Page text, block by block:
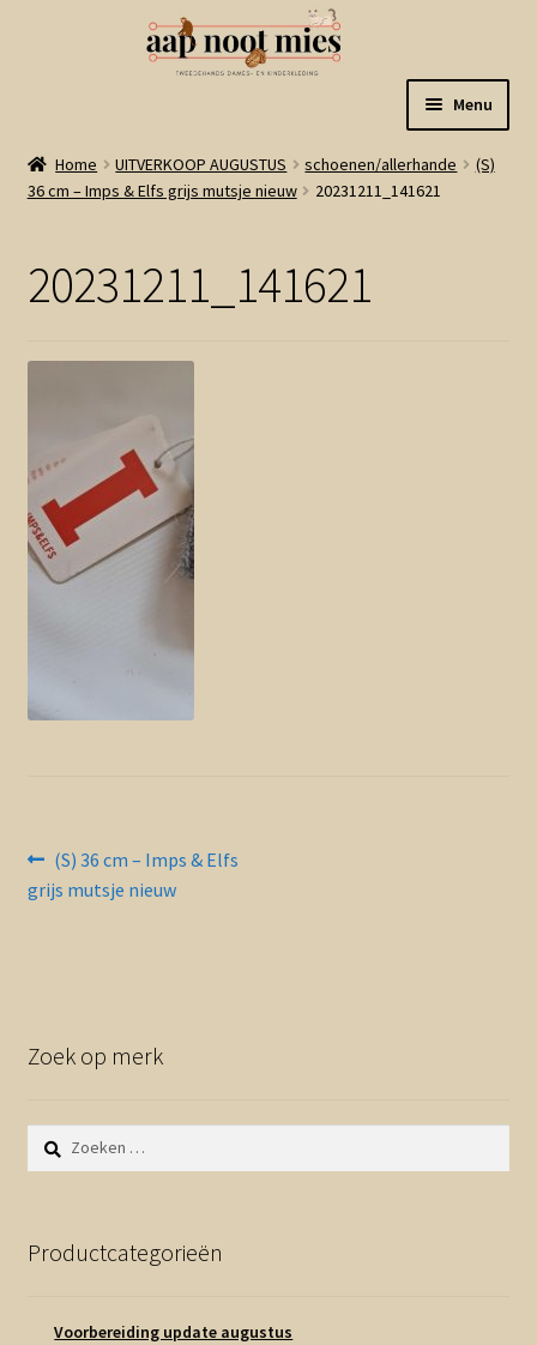
naar
navigatie
de
inhoud
Menu
Welkom
Winkel
Linkjes
Contact en nieuwsbrief
Home UITVERKOOP AUGUSTUS schoenen/allerhande
(S)
36 cm – Imps & Elfs grijs mutsje nieuw
20231211_141621
20231211_141621
Bericht
navigatie
Vorig
bericht:
(S) 36 cm – Imps & Elfs
grijs mutsje nieuw
Zoek op merk
Zoeken
naar:
Productcategorieën
Voorbereiding update augustus